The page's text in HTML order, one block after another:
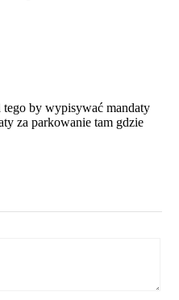
tego by wypisywać mandaty
za parkowanie tam gdzie